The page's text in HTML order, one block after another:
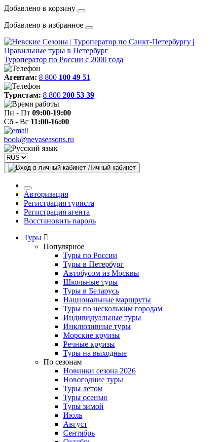
Добавлено в корзину
Добавлено в избранное
Туроператор по России с 2000 года
Агентам: 8 800 100 49 51
Туристам: 8 800 200 53 39
Пн - Пт 09:00-19:00
Сб - Вс 11:00-16:00
book@nevaseasons.ru
Личный кабинет
Авторизация
Регистрация туриста
Регистрация агента
Восстановить пароль
Туры
Популярное
Туры по России
Туры в Петербург
Автобусом из Москвы
Школьные туры
Туры в Беларусь
Национальные маршруты
Туры по нескольким городам
Индивидуальные туры
Инклюзивные туры
Морские круизы
Речные круизы
Туры на выходные
По сезонам
Новинки сезона 2026
Новогодние туры
Туры летом
Туры осенью
Туры зимой
Июль
Август
Сентябрь